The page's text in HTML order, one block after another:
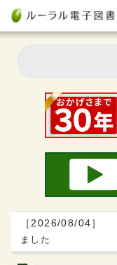
［2026/08/04］
ました